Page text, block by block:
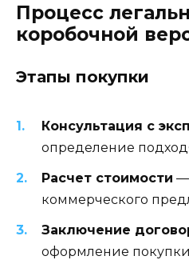
Процесс
коробочной
Этапы покупки
Консультация с
определение
Расчет стоимости —
коммерческого
Заключение
оформление покупки